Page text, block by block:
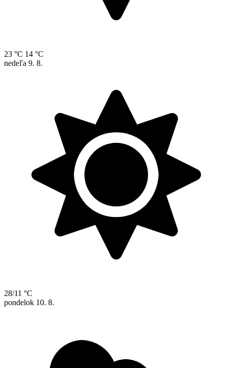
23 °C 14 °C
nedeľa 9. 8.
28/11 °C
pondelok 10. 8.